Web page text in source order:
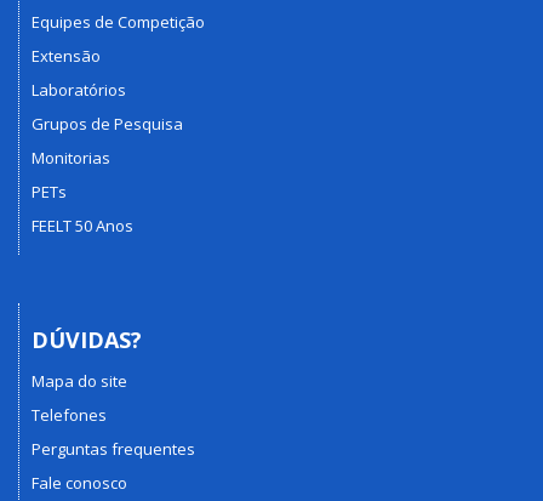
Equipes de Competição
Extensão
Laboratórios
Grupos de Pesquisa
Monitorias
PETs
FEELT 50 Anos
DÚVIDAS?
Mapa do site
Telefones
Perguntas frequentes
Fale conosco